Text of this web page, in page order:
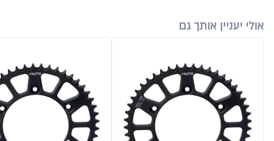
אולי יעניין אותך גם